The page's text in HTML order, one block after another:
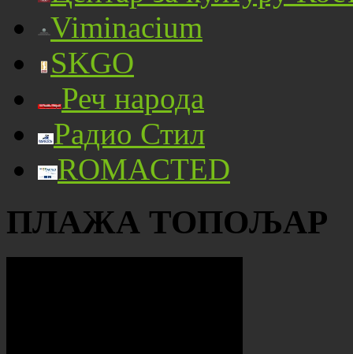
Viminacium
SKGO
Реч народа
Радио Стил
ROMACTED
ПЛАЖА ТОПОЉАР